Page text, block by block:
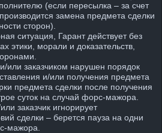
(если пересылка – за счет
замена предмета сделки
сторон).
ситуация, Гарант действует без
этики, морали и доказательств,
или заказчиком нарушен порядок
и/или получения предмета
предмета сделки после получения
суток на случай форс-мажора.
заказчик игнорирует
сделки – берется пауза на одни
мажора.